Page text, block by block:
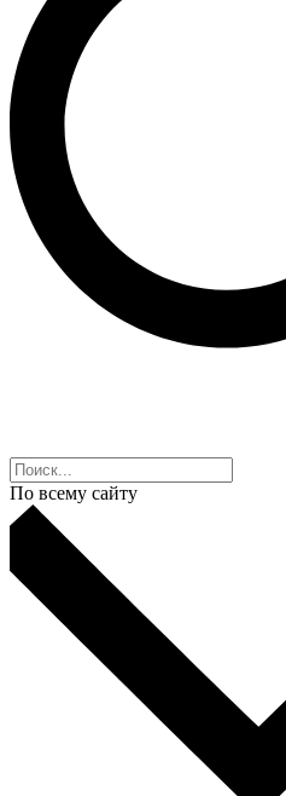
По всему сайту